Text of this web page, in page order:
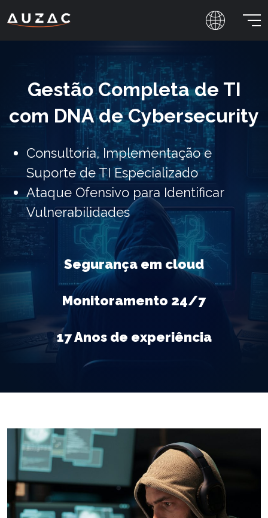
Gestão Completa de TI
com DNA de Cybersecurity
Consultoria, Implementação e
Suporte de TI Especializado
Ataque Ofensivo para Identificar
Vulnerabilidades
Segurança em cloud
Monitoramento 24/7
17 Anos de experiência